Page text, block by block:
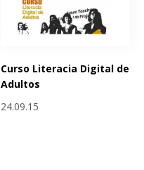
Curso Literacia Digital de
Adultos
24.09.15